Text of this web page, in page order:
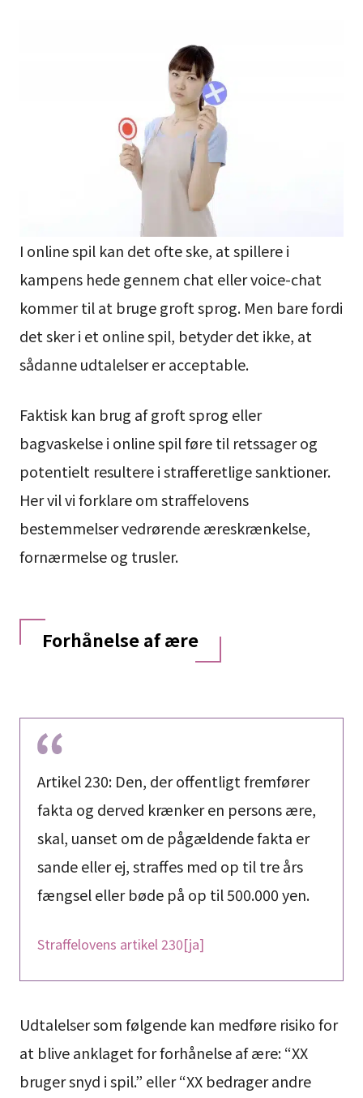
I online spil kan det ofte ske, at spillere i
kampens hede gennem chat eller voice-chat
kommer til at bruge groft sprog. Men bare fordi
det sker i et online spil, betyder det ikke, at
sådanne udtalelser er acceptable.
Faktisk kan brug af groft sprog eller
bagvaskelse i online spil føre til retssager og
potentielt resultere i strafferetlige sanktioner.
Her vil vi forklare om straffelovens
bestemmelser vedrørende æreskrænkelse,
fornærmelse og trusler.
Forhånelse af ære
Artikel 230: Den, der offentligt fremfører
fakta og derved krænker en persons ære,
skal, uanset om de pågældende fakta er
sande eller ej, straffes med op til tre års
fængsel eller bøde på op til 500.000 yen.
Straffelovens artikel 230[ja]
Udtalelser som følgende kan medføre risiko for
at blive anklaget for forhånelse af ære: “XX
bruger snyd i spil.” eller “XX bedrager andre